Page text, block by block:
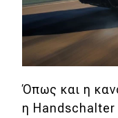
Παρουσιάσεις
DRIVE Away
MOTO
Όπως και η
η Handschalter